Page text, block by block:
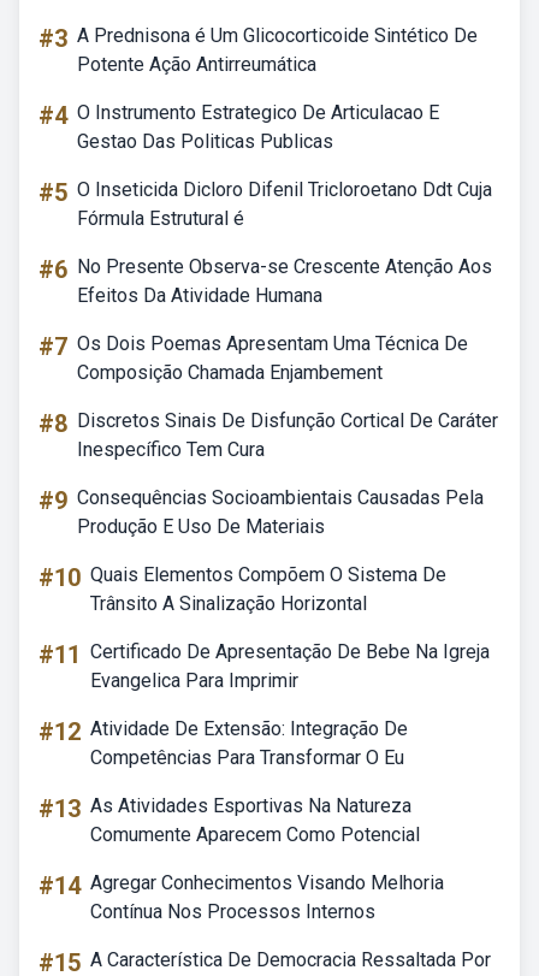
#3 A Prednisona é Um Glicocorticoide Sintético De
Potente Ação Antirreumática
#4 O Instrumento Estrategico De Articulacao E
Gestao Das Politicas Publicas
#5 O Inseticida Dicloro Difenil Tricloroetano Ddt Cuja
Fórmula Estrutural é
#6 No Presente Observa-se Crescente Atenção Aos
Efeitos Da Atividade Humana
#7 Os Dois Poemas Apresentam Uma Técnica De
Composição Chamada Enjambement
#8 Discretos Sinais De Disfunção Cortical De Caráter
Inespecífico Tem Cura
#9 Consequências Socioambientais Causadas Pela
Produção E Uso De Materiais
#10 Quais Elementos Compõem O Sistema De
Trânsito A Sinalização Horizontal
#11 Certificado De Apresentação De Bebe Na Igreja
Evangelica Para Imprimir
#12 Atividade De Extensão: Integração De
Competências Para Transformar O Eu
#13 As Atividades Esportivas Na Natureza
Comumente Aparecem Como Potencial
#14 Agregar Conhecimentos Visando Melhoria
Contínua Nos Processos Internos
#15 A Característica De Democracia Ressaltada Por